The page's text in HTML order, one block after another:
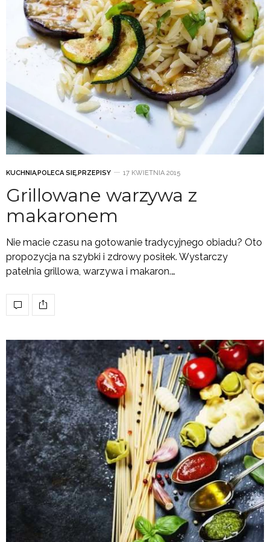
KUCHNIA,POLECA SIĘ,PRZEPISY 17 KWIETNIA 2015
Grillowane warzywa z
makaronem
Nie macie czasu na gotowanie tradycyjnego obiadu? Oto
propozycja na szybki i zdrowy posiłek. Wystarczy
patelnia grillowa, warzywa i makaron.…